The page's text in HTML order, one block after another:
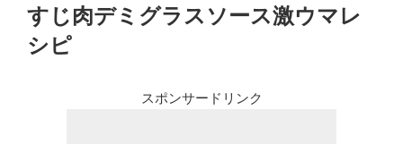
すじ肉デミグラスソース激ウマレ
シピ
スポンサードリンク